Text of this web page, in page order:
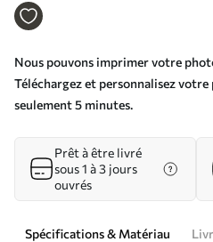
Nous pouvons imprimer votre
Téléchargez et personnalisez
seulement 5 minutes.
Prêt à être livré
sous 1 à 3 jours
ouvrés
Spécifications & Matériau